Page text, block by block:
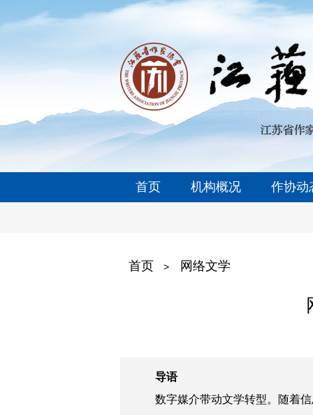
首页 机构概况 作协动
首页 > 网络文学
导语
数字媒介带动文学转型。随着